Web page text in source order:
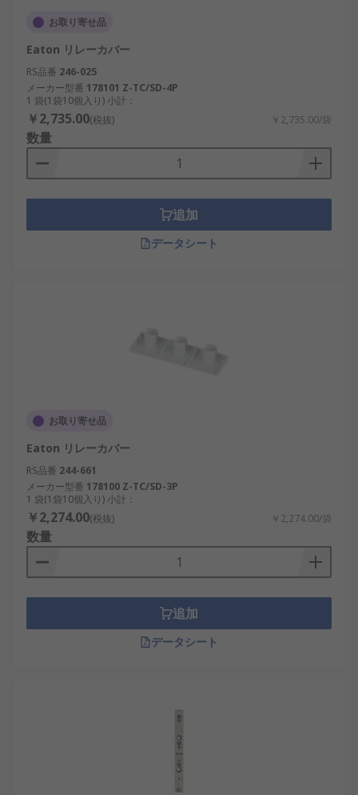
お取り寄せ品
Eaton リレーカバー
RS品番 246-025
メーカー型番 178101 Z-TC/SD-4P
1 袋(1袋10個入り) 小計：
￥2,735.00(税抜) ￥2,735.00/袋
数量
追加
データシート
お取り寄せ品
Eaton リレーカバー
RS品番 244-661
メーカー型番 178100 Z-TC/SD-3P
1 袋(1袋10個入り) 小計：
￥2,274.00(税抜) ￥2,274.00/袋
数量
追加
データシート